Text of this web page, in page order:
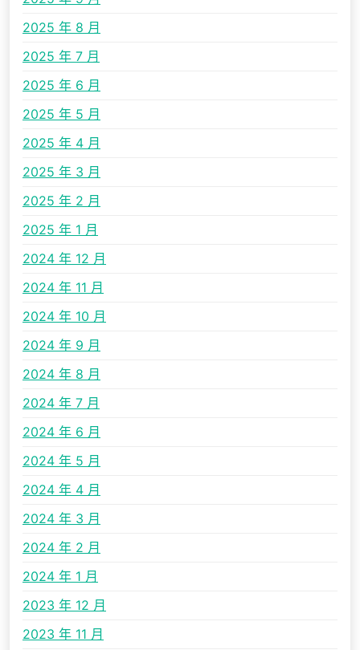
2025 年 8 月
2025 年 7 月
2025 年 6 月
2025 年 5 月
2025 年 4 月
2025 年 3 月
2025 年 2 月
2025 年 1 月
2024 年 12 月
2024 年 11 月
2024 年 10 月
2024 年 9 月
2024 年 8 月
2024 年 7 月
2024 年 6 月
2024 年 5 月
2024 年 4 月
2024 年 3 月
2024 年 2 月
2024 年 1 月
2023 年 12 月
2023 年 11 月